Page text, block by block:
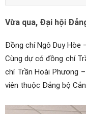
Vừa qua, Đại hội
Đồng chí Ngô Duy Hòe
Cùng dự có đồng chí
chí Trần Hoài Phương
viên thuộc Đảng bộ